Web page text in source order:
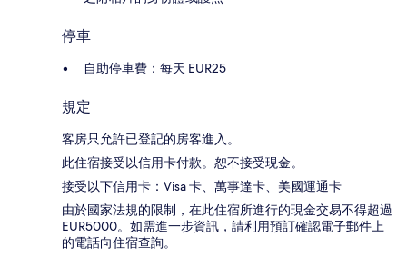
停車
自助停車費：每天 EUR25
規定
客房只允許已登記的房客進入。
此住宿接受以信用卡付款。恕不接受現金。
接受以下信用卡：Visa 卡、萬事達卡、美國運通卡
由於國家法規的限制，在此住宿所進行的現金交易不得超過
EUR5000。如需進一步資訊，請利用預訂確認電子郵件上
的電話向住宿查詢。